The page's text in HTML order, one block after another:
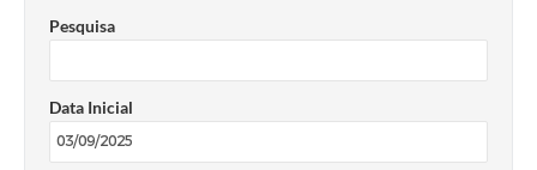
Notícias
Conselho Tutelar.
Carta de Serviços
Pesquisa
Data Inicial